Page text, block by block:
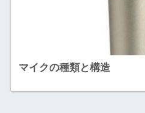
マイクの種類と構造